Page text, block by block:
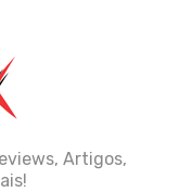
Artigos,